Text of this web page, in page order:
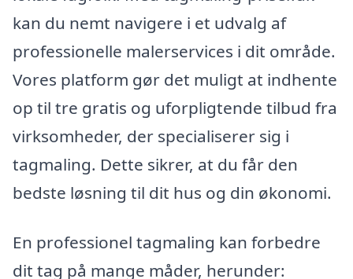
kan du nemt navigere i et udvalg af
professionelle malerservices i dit område.
Vores platform gør det muligt at indhente
op til tre gratis og uforpligtende tilbud fra
virksomheder, der specialiserer sig i
tagmaling. Dette sikrer, at du får den
bedste løsning til dit hus og din økonomi.
En professionel tagmaling kan forbedre
dit tag på mange måder, herunder: